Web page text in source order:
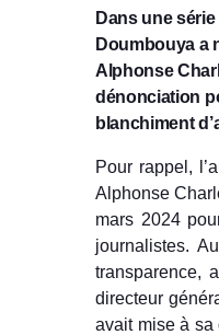
Dans une
Doumbouya a
Alphonse
dénonciation
blanchiment
Pour rappel,
Alphonse
mars 2024
journalistes.
transparence,
directeur
avait mise à sa